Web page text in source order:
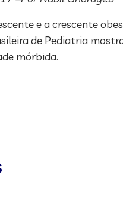
e a crescente
de Pediatria
mórbida.